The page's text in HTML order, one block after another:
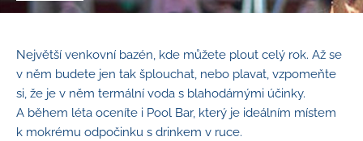
Největší venkovní bazén, kde můžete plout celý rok. Až se
v něm budete jen tak šplouchat, nebo plavat, vzpomeňte
si, že je v něm termální voda s blahodárnými účinky.
A během léta oceníte i Pool Bar, který je ideálním místem
k mokrému odpočinku s drinkem v ruce.